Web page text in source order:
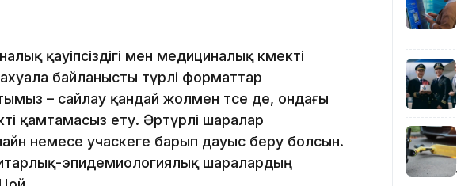
қауіпсіздігі мен медициналық көмекті
байланысты түрлі форматтар
– сайлау қандай жолмен өтсе де, ондағы
қамтамасыз ету. Әртүрлі шаралар
немесе учаскеге барып дауыс беру болсын.
эпидемиологиялық шаралардың
15:24